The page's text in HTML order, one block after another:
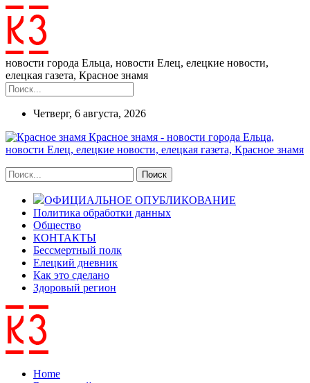
новости города Ельца, новости Елец, елецкие новости,
елецкая газета, Красное знамя
Четверг, 6 августа, 2026
Красное знамя - новости города Ельца,
новости Елец, елецкие новости, елецкая газета, Красное знамя
ОФИЦИАЛЬНОЕ ОПУБЛИКОВАНИЕ
Политика обработки данных
Общество
КОНТАКТЫ
Бессмертный полк
Елецкий дневник
Как это сделано
Здоровый регион
Home